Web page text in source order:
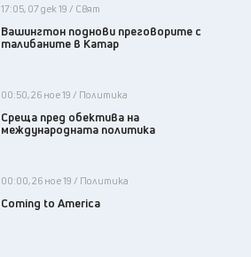
17:05, 07 дек 19 / Свят
Вашингтон поднови преговорите с
талибаните в Катар
00:50, 26 ное 19 / Политика
Среща пред обектива на
международната политика
00:00, 26 ное 19 / Политика
Coming to America